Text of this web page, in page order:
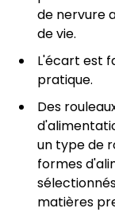
de nervure
de vie.
L'écart est
pratique.
Des
un type de
formes
matières